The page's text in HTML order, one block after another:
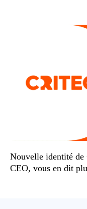
Nouvelle identité
CEO, vous en dit